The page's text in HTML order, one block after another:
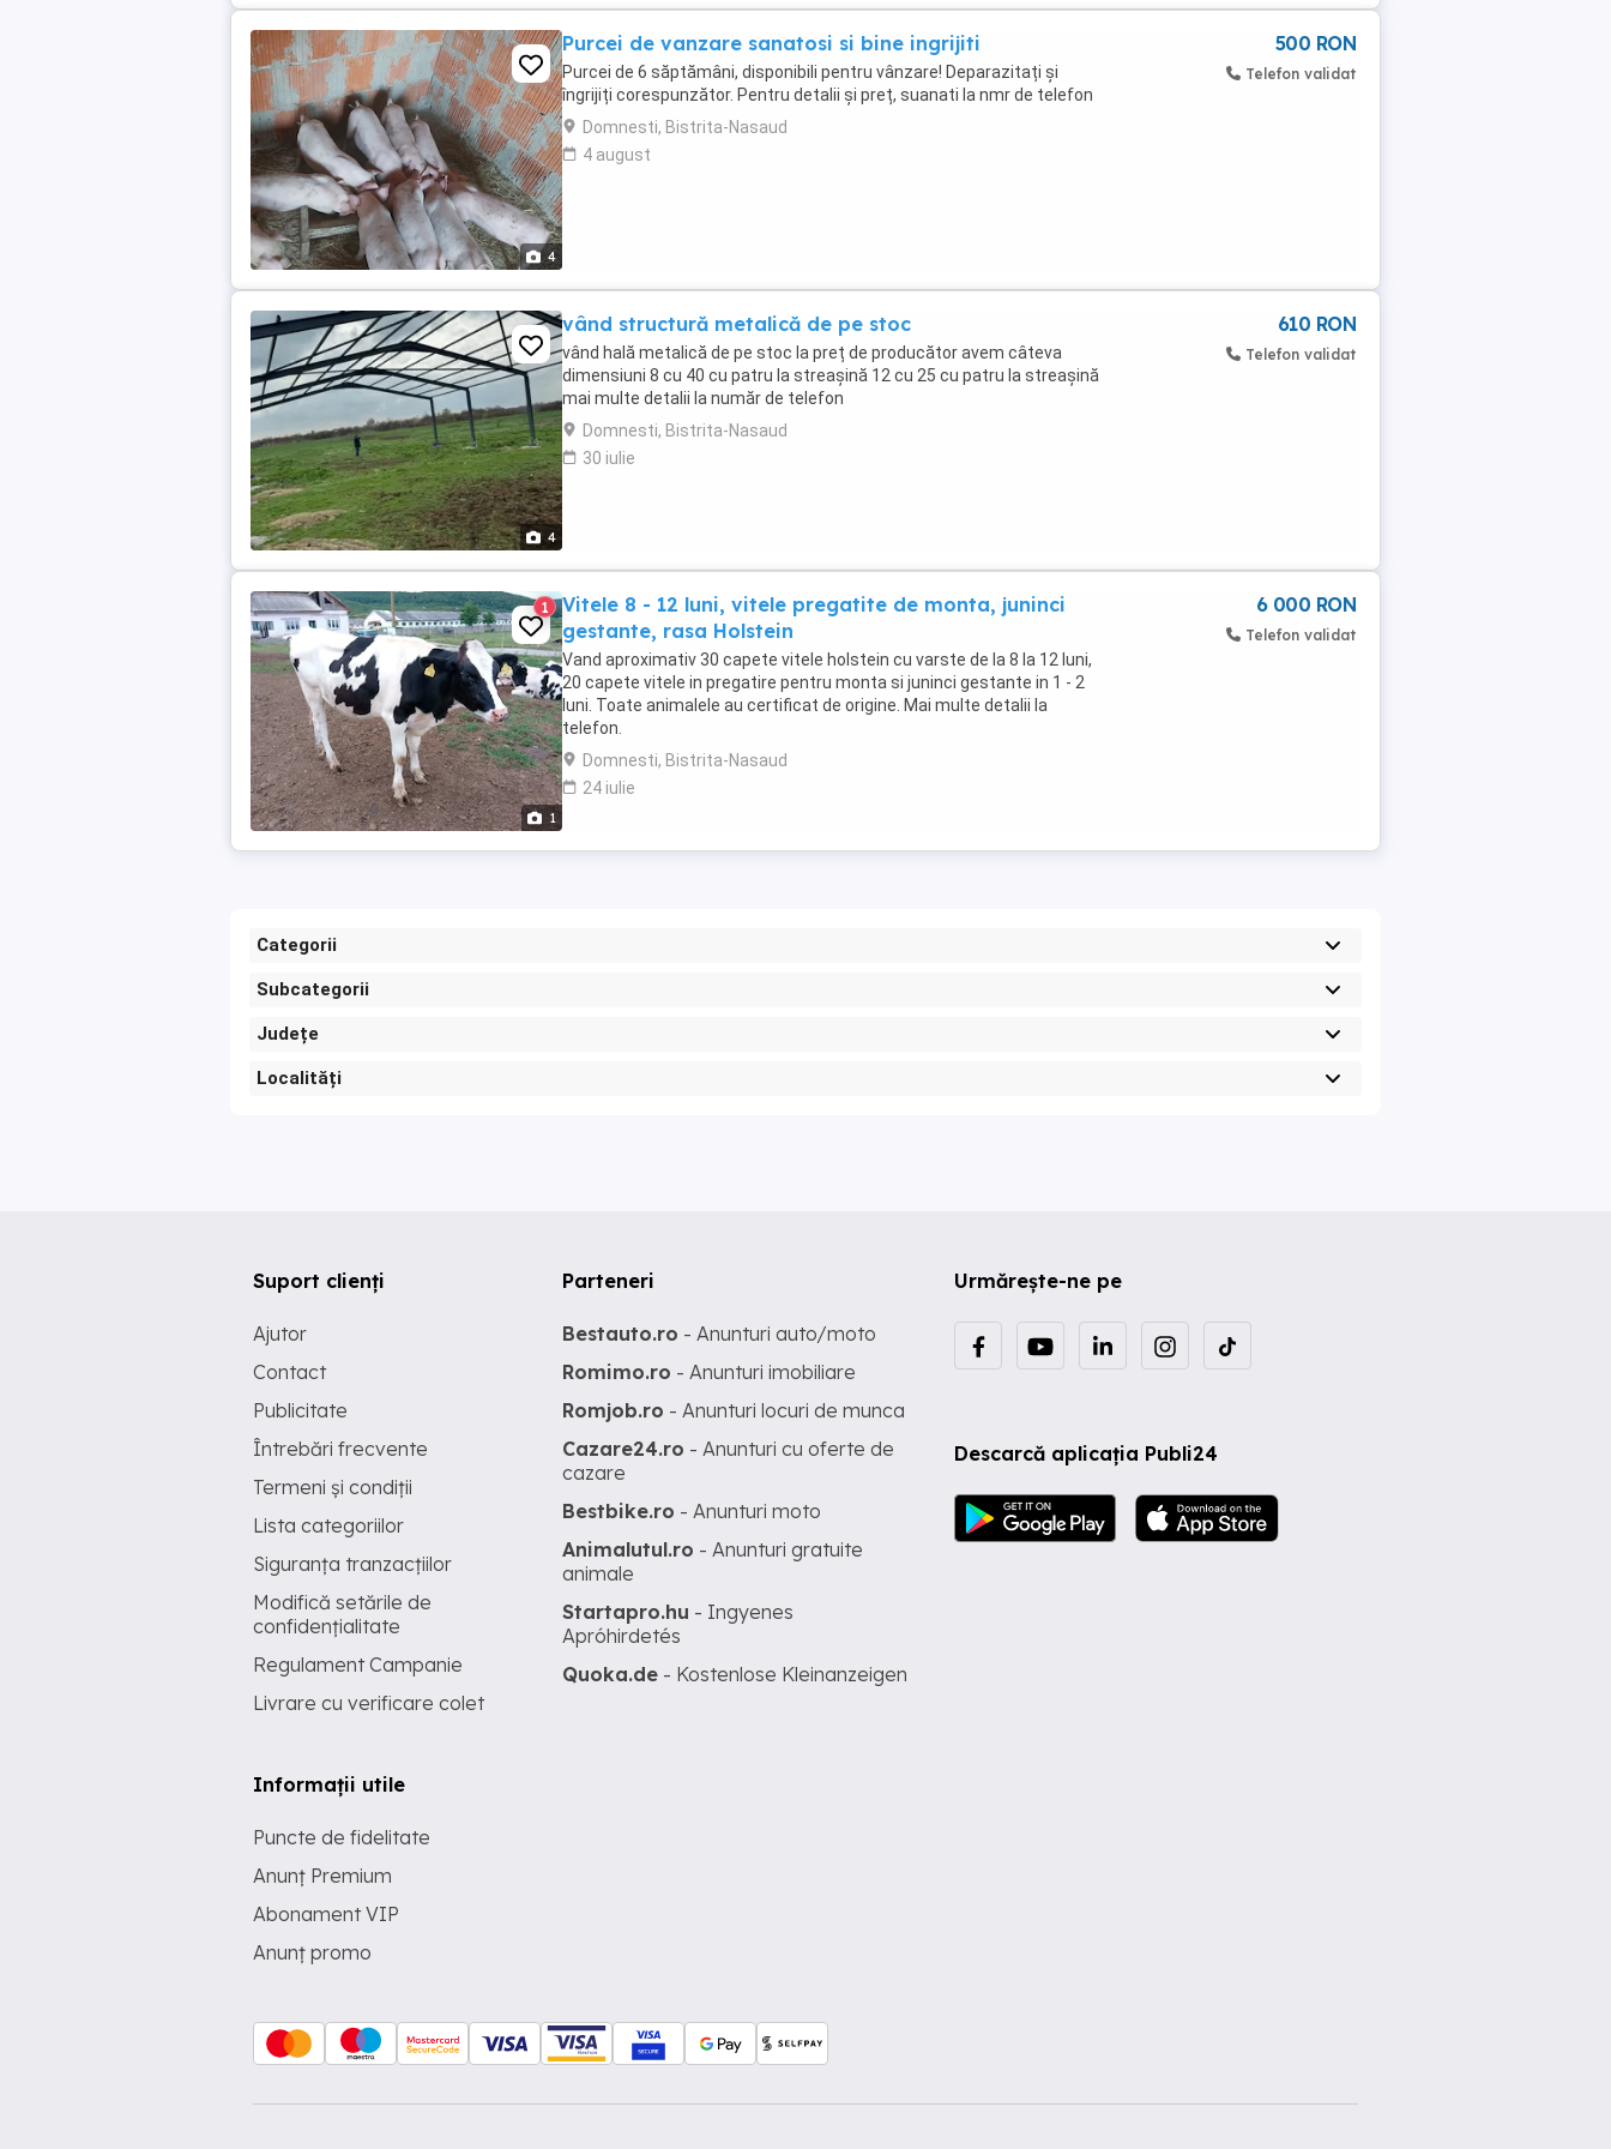
4
Purcei de vanzare sanatosi si bine ingrijiti
Purcei de 6 săptămâni, disponibili pentru vânzare! Deparazitați și
îngrijiți corespunzător. Pentru detalii și preț, suanati la nmr de telefon
Domnesti, Bistrita-Nasaud
4 august
500 RON
Telefon validat
4
vând structură metalică de pe stoc
vând hală metalică de pe stoc la preț de producător avem câteva
dimensiuni 8 cu 40 cu patru la streașină 12 cu 25 cu patru la streașină
mai multe detalii la număr de telefon
Domnesti, Bistrita-Nasaud
30 iulie
610 RON
Telefon validat
1
1
Vitele 8 - 12 luni, vitele pregatite de monta, juninci
gestante, rasa Holstein
Vand aproximativ 30 capete vitele holstein cu varste de la 8 la 12 luni,
20 capete vitele in pregatire pentru monta si juninci gestante in 1 - 2
luni. Toate animalele au certificat de origine. Mai multe detalii la
telefon.
Domnesti, Bistrita-Nasaud
24 iulie
6 000 RON
Telefon validat
Categorii
Subcategorii
Județe
Localități
Urmărește-ne pe
Descarcă aplicația Publi24
Suport clienți
Ajutor
Contact
Publicitate
Întrebări frecvente
Termeni și condiții
Lista categoriilor
Siguranța tranzacțiilor
Modifică setările de
confidențialitate
Regulament Campanie
Livrare cu verificare colet
Informații utile
Puncte de fidelitate
Anunț Premium
Abonament VIP
Anunț promo
Parteneri
Bestauto.ro - Anunturi auto/moto
Romimo.ro - Anunturi imobiliare
Romjob.ro - Anunturi locuri de munca
Cazare24.ro - Anunturi cu oferte de
cazare
Bestbike.ro - Anunturi moto
Animalutul.ro - Anunturi gratuite
animale
Startapro.hu - Ingyenes
Apróhirdetés
Quoka.de - Kostenlose Kleinanzeigen